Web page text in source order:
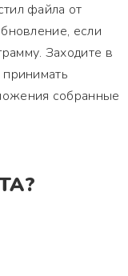
файла от
если
Заходите в
собранные